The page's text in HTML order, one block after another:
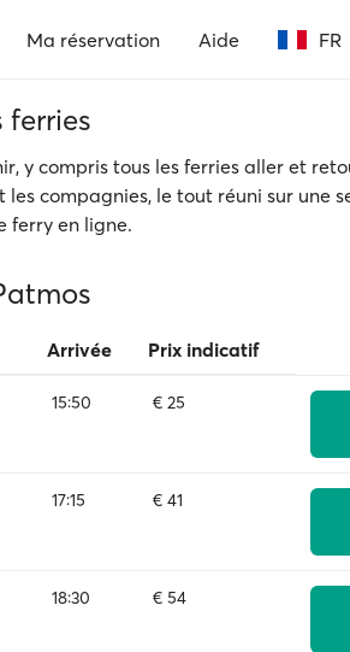
Ma réservation Aide FR
ferries
y compris tous les ferries aller et
compagnies, le tout réuni sur une
ferry en ligne.
Arrivée Prix indicatif
15:50 € 25
17:15 € 41
18:30 € 54